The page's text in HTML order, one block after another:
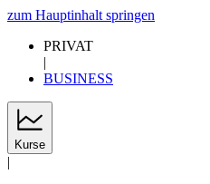
zum Hauptinhalt springen
PRIVAT
|
BUSINESS
Kurse
|